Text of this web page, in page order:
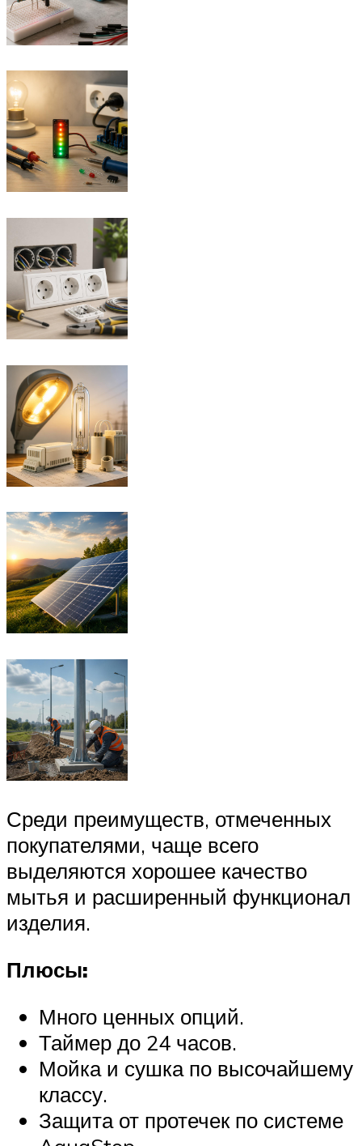
Среди преимуществ, отмеченных
покупателями, чаще всего
выделяются хорошее качество
мытья и расширенный функционал
изделия.
Плюсы:
Много ценных опций.
Таймер до 24 часов.
Мойка и сушка по высочайшему
классу.
Защита от протечек по системе